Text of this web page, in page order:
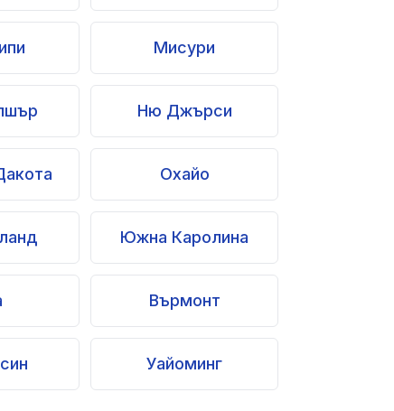
Мисури
Ню Джърси
Охайо
Южна Каролина
Върмонт
Уайоминг